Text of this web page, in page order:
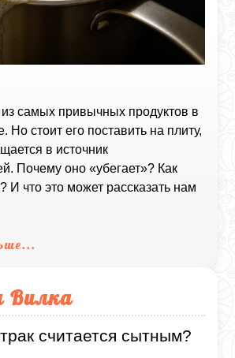
самых привычных продуктов в
стоит его поставить на плиту,
в источник
Почему оно «убегает»? Как
И что это может рассказать нам
Вилка
считается сытным?